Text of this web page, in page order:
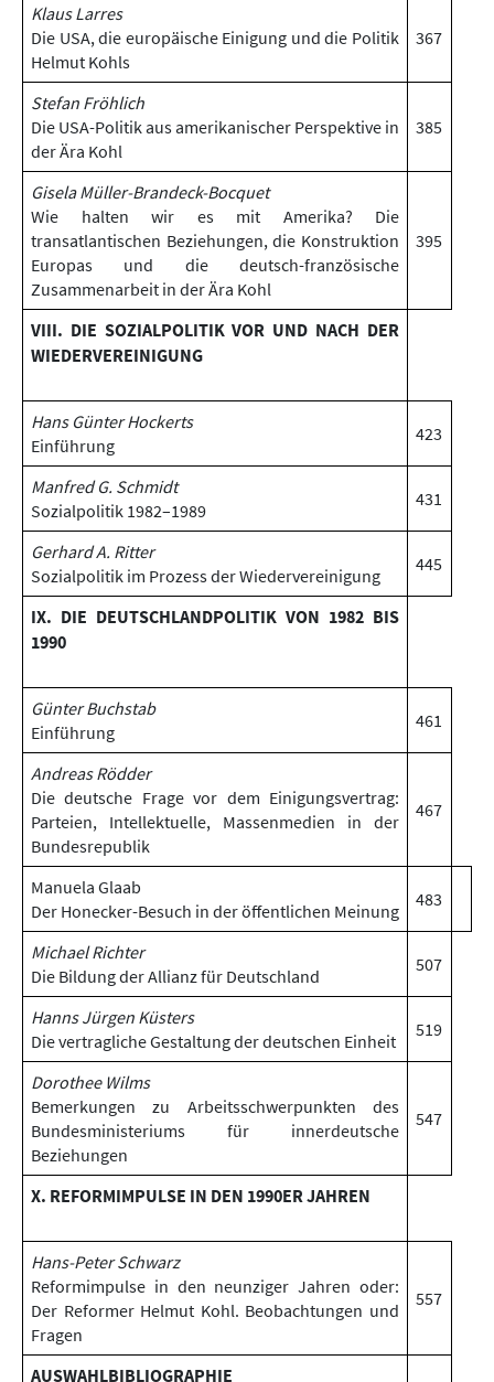
Klaus Larres
Die USA, die europäische Einigung und die Politik
Helmut Kohls
367
Stefan Fröhlich
Die USA-Politik aus amerikanischer Perspektive in
der Ära Kohl
385
Gisela Müller-Brandeck-Bocquet
Wie halten wir es mit Amerika? Die
transatlantischen Beziehungen, die Konstruktion
Europas und die deutsch-französische
Zusammenarbeit in der Ära Kohl
395
VIII. DIE SOZIALPOLITIK VOR UND NACH DER
WIEDERVEREINIGUNG
Hans Günter Hockerts
Einführung
423
Manfred G. Schmidt
Sozialpolitik 1982–1989
431
Gerhard A. Ritter
Sozialpolitik im Prozess der Wiedervereinigung
445
IX. DIE DEUTSCHLANDPOLITIK VON 1982 BIS
1990
Günter Buchstab
Einführung
461
Andreas Rödder
Die deutsche Frage vor dem Einigungsvertrag:
Parteien, Intellektuelle, Massenmedien in der
Bundesrepublik
467
Manuela Glaab
Der Honecker-Besuch in der öffentlichen Meinung
483
Michael Richter
Die Bildung der Allianz für Deutschland
507
Hanns Jürgen Küsters
Die vertragliche Gestaltung der deutschen Einheit
519
Dorothee Wilms
Bemerkungen zu Arbeitsschwerpunkten des
Bundesministeriums für innerdeutsche
Beziehungen
547
X. REFORMIMPULSE IN DEN 1990ER JAHREN
Hans-Peter Schwarz
Reformimpulse in den neunziger Jahren oder:
Der Reformer Helmut Kohl. Beobachtungen und
Fragen
557
AUSWAHLBIBLIOGRAPHIE